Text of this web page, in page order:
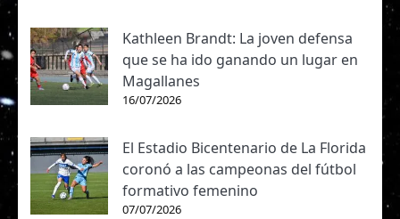
Kathleen Brandt: La joven defensa
que se ha ido ganando un lugar en
Magallanes
16/07/2026
El Estadio Bicentenario de La Florida
coronó a las campeonas del fútbol
formativo femenino
07/07/2026